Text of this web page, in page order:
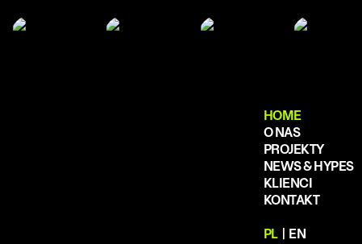
HOME
O NAS
PROJEKTY
NEWS & HYPES
KLIENCI
KONTAKT
PL| EN